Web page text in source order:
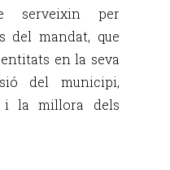
serveixin per
del mandat, que
en la seva
del municipi,
i la millora dels